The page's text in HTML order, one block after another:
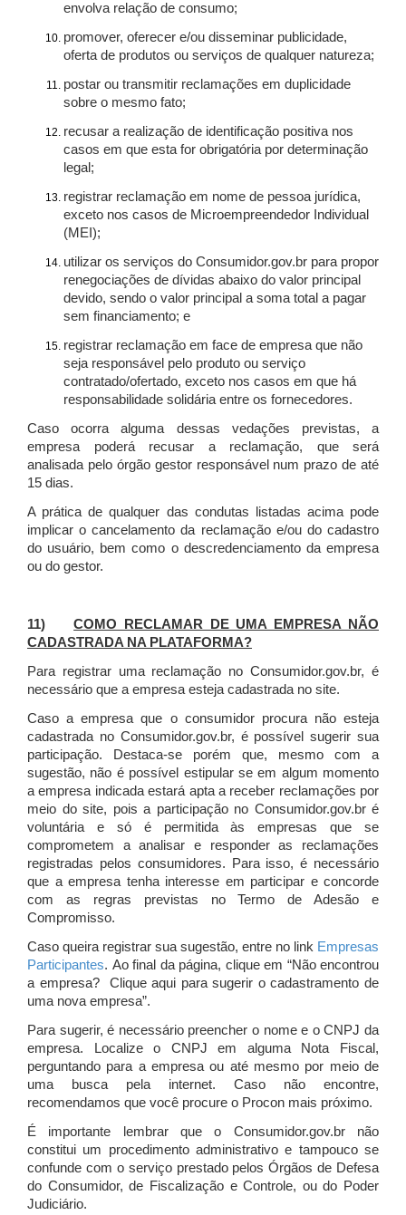
envolva relação de consumo;
promover, oferecer e/ou disseminar publicidade,
oferta de produtos ou serviços de qualquer natureza;
postar ou transmitir reclamações em duplicidade
sobre o mesmo fato;
recusar a realização de identificação positiva nos
casos em que esta for obrigatória por determinação
legal;
registrar reclamação em nome de pessoa jurídica,
exceto nos casos de Microempreendedor Individual
(MEI);
utilizar os serviços do Consumidor.gov.br para propor
renegociações de dívidas abaixo do valor principal
devido, sendo o valor principal a soma total a pagar
sem financiamento; e
registrar reclamação em face de empresa que não
seja responsável pelo produto ou serviço
contratado/ofertado, exceto nos casos em que há
responsabilidade solidária entre os fornecedores.
Caso ocorra alguma dessas vedações previstas, a
empresa poderá recusar a reclamação, que será
analisada pelo órgão gestor responsável num prazo de até
15 dias.
A prática de qualquer das condutas listadas acima pode
implicar o cancelamento da reclamação e/ou do cadastro
do usuário, bem como o descredenciamento da empresa
ou do gestor.
11)COMO RECLAMAR DE UMA EMPRESA NÃO
CADASTRADA NA PLATAFORMA?
Para registrar uma reclamação no Consumidor.gov.br, é
necessário que a empresa esteja cadastrada no site.
Caso a empresa que o consumidor procura não esteja
cadastrada no Consumidor.gov.br, é possível sugerir sua
participação. Destaca-se porém que, mesmo com a
sugestão, não é possível estipular se em algum momento
a empresa indicada estará apta a receber reclamações por
meio do site, pois a participação no Consumidor.gov.br é
voluntária e só é permitida às empresas que se
comprometem a analisar e responder as reclamações
registradas pelos consumidores. Para isso, é necessário
que a empresa tenha interesse em participar e concorde
com as regras previstas no Termo de Adesão e
Compromisso.
Caso queira registrar sua sugestão, entre no link Empresas
Participantes. Ao final da página, clique em “Não encontrou
a empresa? Clique aqui para sugerir o cadastramento de
uma nova empresa”.
Para sugerir, é necessário preencher o nome e o CNPJ da
empresa. Localize o CNPJ em alguma Nota Fiscal,
perguntando para a empresa ou até mesmo por meio de
uma busca pela internet. Caso não encontre,
recomendamos que você procure o Procon mais próximo.
É importante lembrar que o Consumidor.gov.br não
constitui um procedimento administrativo e tampouco se
confunde com o serviço prestado pelos Órgãos de Defesa
do Consumidor, de Fiscalização e Controle, ou do Poder
Judiciário.